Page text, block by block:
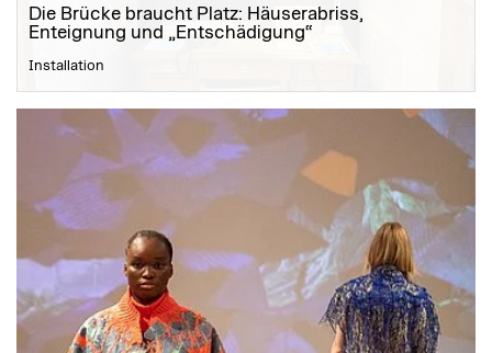
Die Brücke braucht Platz: Häuserabriss,
Enteignung und „Entschädigung“
Installation